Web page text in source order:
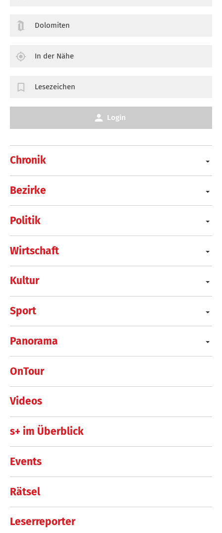
Chronik
Bezirke
Politik
Wirtschaft
Kultur
Sport
Panorama
OnTour
Videos
s+ im Überblick
Events
Rätsel
Leserreporter
Dolomiten
In der Nähe
Lesezeichen
Login